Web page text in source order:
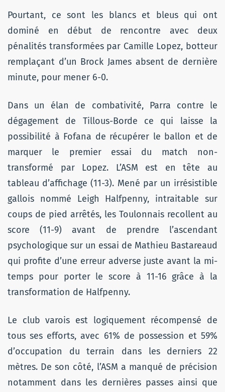
Pourtant, ce sont les blancs et bleus qui ont
dominé en début de rencontre avec deux
pénalités transformées par Camille Lopez, botteur
remplaçant d’un Brock James absent de dernière
minute, pour mener 6-0.
Dans un élan de combativité, Parra contre le
dégagement de Tillous-Borde ce qui laisse la
possibilité à Fofana de récupérer le ballon et de
marquer le premier essai du match non-
transformé par Lopez. L’ASM est en tête au
tableau d’affichage (11-3). Mené par un irrésistible
gallois nommé Leigh Halfpenny, intraitable sur
coups de pied arrêtés, les Toulonnais recollent au
score (11-9) avant de prendre l’ascendant
psychologique sur un essai de Mathieu Bastareaud
qui profite d’une erreur adverse juste avant la mi-
temps pour porter le score à 11-16 grâce à la
transformation de Halfpenny.
Le club varois est logiquement récompensé de
tous ses efforts, avec 61% de possession et 59%
d’occupation du terrain dans les derniers 22
mètres. De son côté, l’ASM a manqué de précision
notamment dans les dernières passes ainsi que